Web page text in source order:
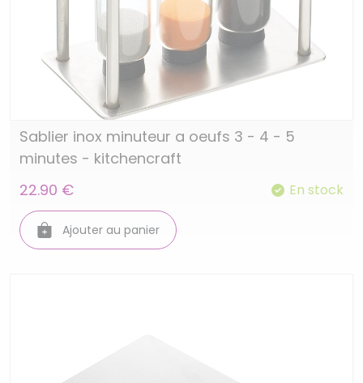
Sablier inox minuteur a oeufs 3 - 4 - 5
minutes - kitchencraft
22.90 €
En stock
Ajouter au panier